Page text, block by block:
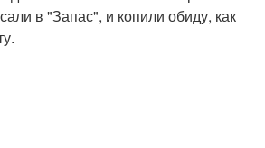
в "Запас", и копили обиду, как